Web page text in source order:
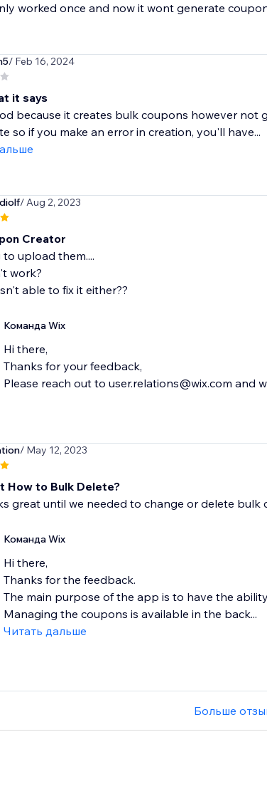
worked once and now it wont generate
/ Feb 16, 2024
it says
because it creates bulk coupons however
so if you make an error in creation, you'll have...
/ Aug 2, 2023
Creator
upload them....
work?
able to fix it either??
Команда Wix
Hi there,
Thanks for your feedback,
Please reach out to user.relations@wix.com and
/ May 12, 2023
How to Bulk Delete?
great until we needed to change or delete bulk
Команда Wix
Hi there,
Thanks for the feedback.
The main purpose of the app is to have the
Managing the coupons is available in the back...
Читать дальше
Больше